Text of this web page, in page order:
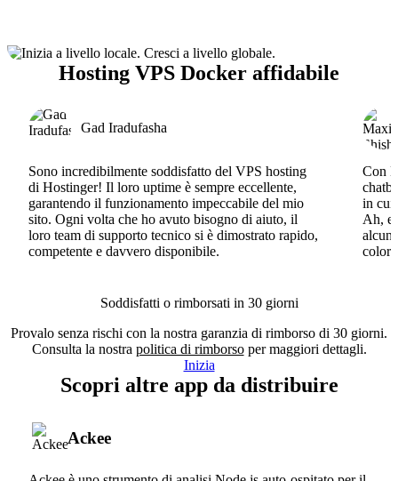
Hosting VPS Docker affidabile
Gad Iradufasha
Sono incredibilmente soddisfatto del VPS hosting
di Hostinger! Il loro uptime è sempre eccellente,
garantendo il funzionamento impeccabile del mio
sito. Ogni volta che ho avuto bisogno di aiuto, il
loro team di supporto tecnico si è dimostrato rapido,
competente e davvero disponibile.
Con
in cui
Ah, e
alcun
Soddisfatti o rimborsati in 30 giorni
Provalo senza rischi con la nostra garanzia di rimborso di 30 giorni.
Consulta la nostra politica di rimborsoper maggiori dettagli.
Inizia
Scopri altre app da distribuire
Ackee